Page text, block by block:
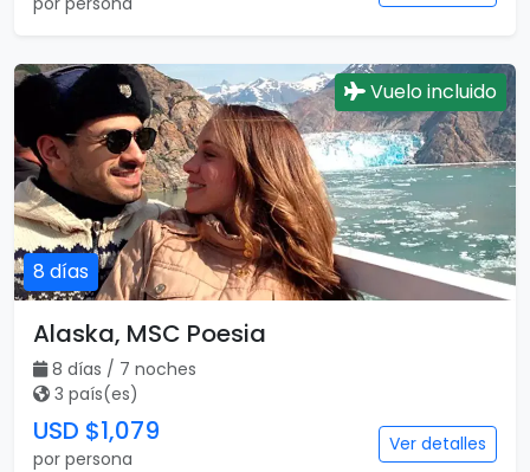
8 días
Vuelo incluido
Alaska, MSC Poesia
8 días / 7 noches
3 país(es)
USD $1,079
por persona
Ver detalles